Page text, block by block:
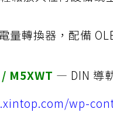
量轉換器，配備
M5XWT — DIN 導
wp-